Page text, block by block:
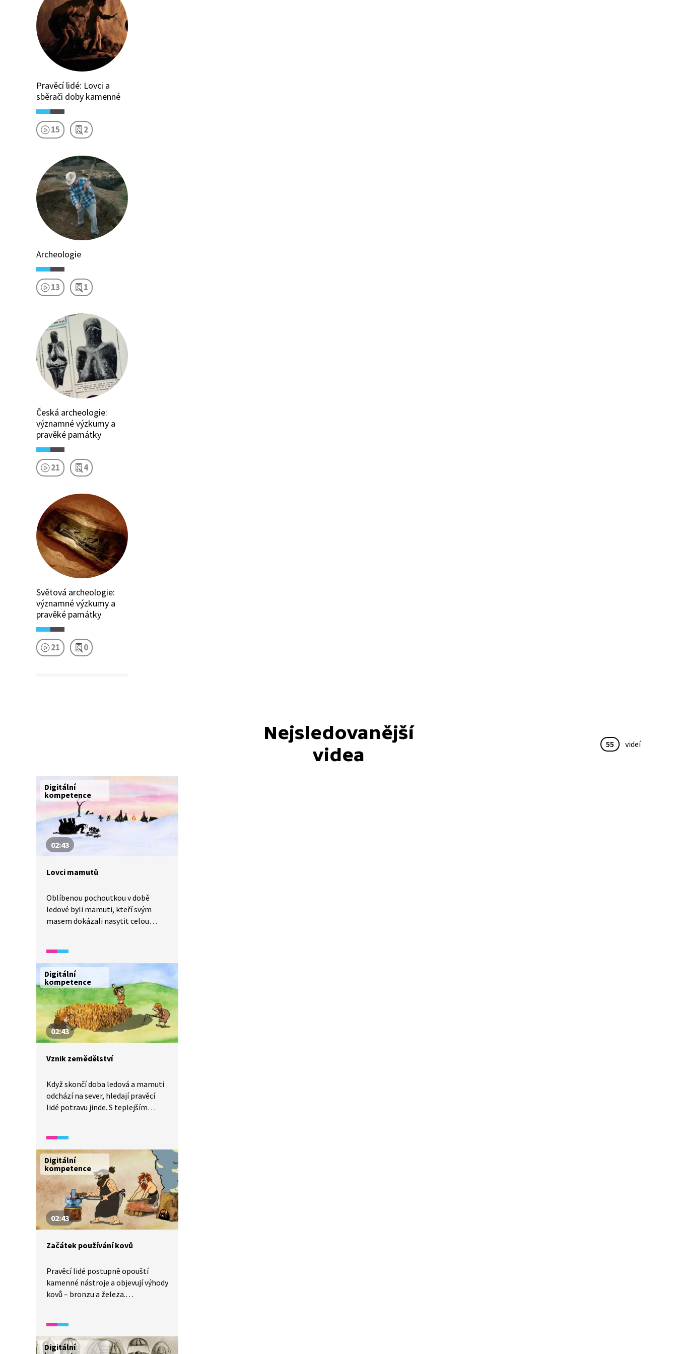
Pravěcí lidé: Lovci a
sběrači doby kamenné
15 2
Archeologie
13 1
Česká archeologie:
významné výzkumy a
pravěké památky
21 4
Světová archeologie:
významné výzkumy a
pravěké památky
21 0
Nejsledovanější
videa
55 videí
Digitální
kompetence
02:43
Lovci mamutů
Oblíbenou pochoutkou v době
ledové byli mamuti, kteří svým
masem dokázali nasytit celou
v krutých podmínkách zimy?
Digitální
kompetence
02:43
Vznik zemědělství
Když skončí doba ledová a mamuti
odchází na sever, hledají pravěcí
lidé potravu jinde. S teplejším
zemědělství.
Digitální
kompetence
02:43
Začátek používání kovů
Pravěcí lidé postupně opouští
kamenné nástroje a objevují výhody
kovů – bronzu a železa.
obchod.
Digitální